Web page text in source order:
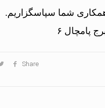
شما سپاسگزاریم.
پامچال ۶
Share